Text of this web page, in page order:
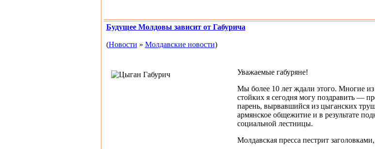
Будущее Молдовы зависит от Габурича
(Новости » Молдавские новости)
Уважаемые габуряне!
Мы более 10 лет ждали этого. Многие
стойких я сегодня могу поздравить —
парень, вырвавшийся из цыганских
армянское общежитие и в результате
социальной лестницы.
Молдавская пресса пестрит